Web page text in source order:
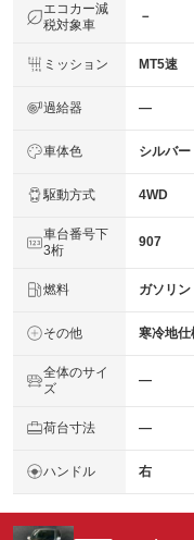
エコカー減
税対象車
－
ミッション MT5速
過給器 ―
車体色 シルバー
駆動方式 4WD
車台番号下
3桁
907
燃料 ガソリン
その他 寒冷地仕
全体のサイ
ズ
―
荷台寸法 ―
ハンドル 右